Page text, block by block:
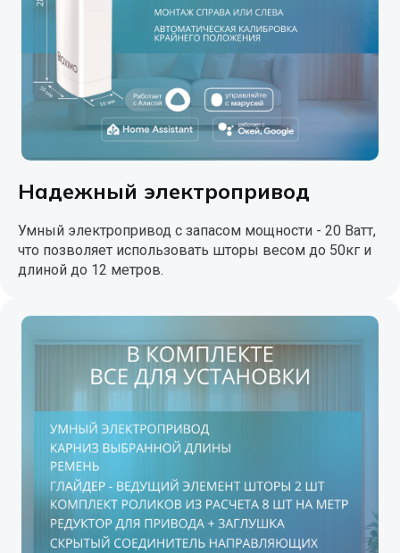
Надежный электропривод
Умный электропривод с запасом мощности - 20 Ватт,
что позволяет использовать шторы весом до 50кг и
длиной до 12 метров.